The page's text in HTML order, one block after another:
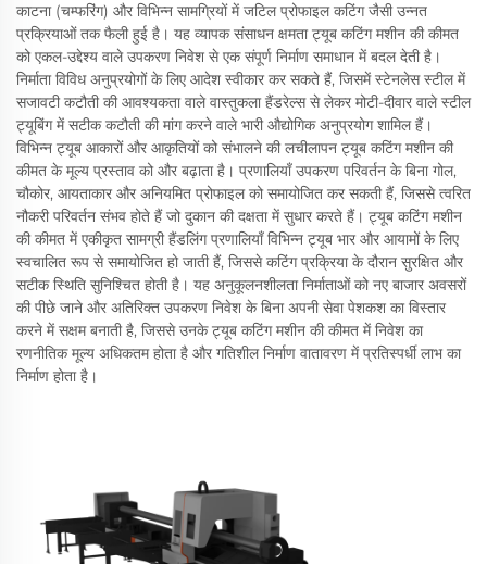
काटना (चम्फरिंग) और विभिन्न सामग्रियों में जटिल प्रोफाइल कटिंग जैसी उन्नत
प्रक्रियाओं तक फैली हुई है। यह व्यापक संसाधन क्षमता ट्यूब कटिंग मशीन की कीमत
को एकल-उद्देश्य वाले उपकरण निवेश से एक संपूर्ण निर्माण समाधान में बदल देती है।
निर्माता विविध अनुप्रयोगों के लिए आदेश स्वीकार कर सकते हैं, जिसमें स्टेनलेस स्टील में
सजावटी कटौती की आवश्यकता वाले वास्तुकला हैंडरेल्स से लेकर मोटी-दीवार वाले स्टील
ट्यूबिंग में सटीक कटौती की मांग करने वाले भारी औद्योगिक अनुप्रयोग शामिल हैं।
विभिन्न ट्यूब आकारों और आकृतियों को संभालने की लचीलापन ट्यूब कटिंग मशीन की
कीमत के मूल्य प्रस्ताव को और बढ़ाता है। प्रणालियाँ उपकरण परिवर्तन के बिना गोल,
चौकोर, आयताकार और अनियमित प्रोफाइल को समायोजित कर सकती हैं, जिससे त्वरित
नौकरी परिवर्तन संभव होते हैं जो दुकान की दक्षता में सुधार करते हैं। ट्यूब कटिंग मशीन
की कीमत में एकीकृत सामग्री हैंडलिंग प्रणालियाँ विभिन्न ट्यूब भार और आयामों के लिए
स्वचालित रूप से समायोजित हो जाती हैं, जिससे कटिंग प्रक्रिया के दौरान सुरक्षित और
सटीक स्थिति सुनिश्चित होती है। यह अनुकूलनशीलता निर्माताओं को नए बाजार अवसरों
की पीछे जाने और अतिरिक्त उपकरण निवेश के बिना अपनी सेवा पेशकश का विस्तार
करने में सक्षम बनाती है, जिससे उनके ट्यूब कटिंग मशीन की कीमत में निवेश का
रणनीतिक मूल्य अधिकतम होता है और गतिशील निर्माण वातावरण में प्रतिस्पर्धी लाभ का
निर्माण होता है।